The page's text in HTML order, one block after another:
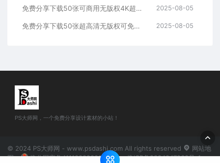
免费分享下载50张可商用无版权4K超高清后期合成特效看黑白老电视边框显示器复古怀旧PNG免抠图片素材PS大师网平面设计短视频背景 2025-08-05
免费分享下载50张超高清无版权可免费商用PNG免抠图片女士女人女生女性发型头发假发素材PS大师网影楼摄影后期特效P图双马尾合集 2025-08-05
PS大师网，一个免费分享设计素材的小站！
© 2024 PS大师网 - www.psdashi.com All rights reserved
网站地
图
豫公网安备41110002000302号 豫ICP备2024047263号-1